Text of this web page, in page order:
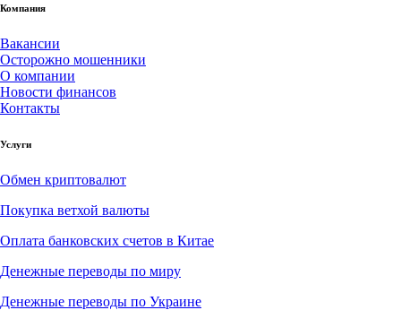
Компания
Вакансии
Осторожно мошенники
О компании
Новости финансов
Контакты
Услуги
Обмен криптовалют
Покупка ветхой валюты
Оплата банковских счетов в Китае
Денежные переводы по миру
Денежные переводы по Украине